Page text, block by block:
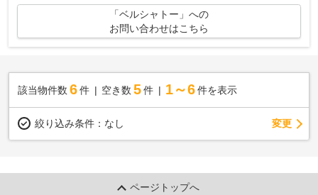
「ベルシャトー」への
お問い合わせはこちら
該当物件数 6件 空き数 5 件 1～6 件を表示
絞り込み条件： なし 変更
ページトップへ